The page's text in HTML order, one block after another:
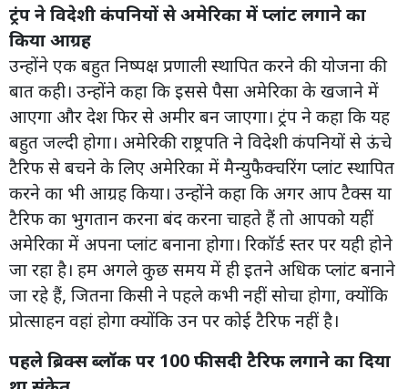
ट्रंप ने विदेशी कंपनियों से अमेरिका में प्लांट लगाने का
किया आग्रह
उन्होंने एक बहुत निष्पक्ष प्रणाली स्थापित करने की योजना की
बात कही। उन्होंने कहा कि इससे पैसा अमेरिका के खजाने में
आएगा और देश फिर से अमीर बन जाएगा। ट्रंप ने कहा कि यह
बहुत जल्दी होगा। अमेरिकी राष्ट्रपति ने विदेशी कंपनियों से ऊंचे
टैरिफ से बचने के लिए अमेरिका में मैन्युफैक्चरिंग प्लांट स्थापित
करने का भी आग्रह किया। उन्होंने कहा कि अगर आप टैक्स या
टैरिफ का भुगतान करना बंद करना चाहते हैं तो आपको यहीं
अमेरिका में अपना प्लांट बनाना होगा। रिकॉर्ड स्तर पर यही होने
जा रहा है। हम अगले कुछ समय में ही इतने अधिक प्लांट बनाने
जा रहे हैं, जितना किसी ने पहले कभी नहीं सोचा होगा, क्योंकि
प्रोत्साहन वहां होगा क्योंकि उन पर कोई टैरिफ नहीं है।
पहले ब्रिक्स ब्लॉक पर 100 फीसदी टैरिफ लगाने का दिया